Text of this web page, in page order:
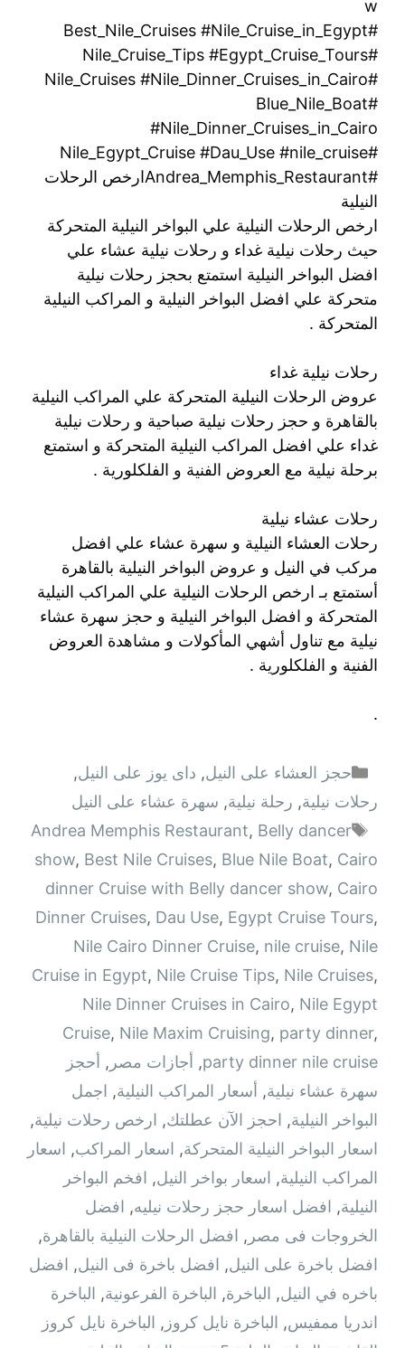
w
#Best_Nile_Cruises #Nile_Cruise_in_Egypt
#Nile_Cruise_Tips #Egypt_Cruise_Tours
#Nile_Cruises #Nile_Dinner_Cruises_in_Cairo
#Blue_Nile_Boat
#Nile_Dinner_Cruises_in_Cairo
#Nile_Egypt_Cruise #Dau_Use #nile_cruise
#Andrea_Memphis_Restaurantارخص الرحلات
النيلية
ارخص الرحلات النيلية علي البواخر النيلية المتحركة
حيث رحلات نيلية غداء و رحلات نيلية عشاء علي
افضل البواخر النيلية استمتع بحجز رحلات نيلية
متحركة علي افضل البواخر النيلية و المراكب النيلية
المتحركة .
رحلات نيلية غداء
عروض الرحلات النيلية المتحركة علي المراكب النيلية
بالقاهرة و حجز رحلات نيلية صباحية و رحلات نيلية
غداء علي افضل المراكب النيلية المتحركة و استمتع
برحلة نيلية مع العروض الفنية و الفلكلورية .
رحلات عشاء نيلية
رحلات العشاء النيلية و سهرة عشاء علي افضل
مركب في النيل و عروض البواخر النيلية بالقاهرة
أستمتع بـ ارخص الرحلات النيلية علي المراكب النيلية
المتحركة و افضل البواخر النيلية و حجز سهرة عشاء
نيلية مع تناول أشهي المأكولات و مشاهدة العروض
الفنية و الفلكلورية .
.
التصنيفات
حجز العشاء على النيل, داى يوز على النيل,
رحلات نيلية, رحلة نيلية, سهرة عشاء على النيل
الوسوم
Andrea Memphis Restaurant, Belly dancer
show, Best Nile Cruises, Blue Nile Boat, Cairo
dinner Cruise with Belly dancer show, Cairo
Dinner Cruises, Dau Use, Egypt Cruise Tours,
Nile Cairo Dinner Cruise, nile cruise, Nile
Cruise in Egypt, Nile Cruise Tips, Nile Cruises,
Nile Dinner Cruises in Cairo, Nile Egypt
Cruise, Nile Maxim Cruising, party dinner,
party dinner nile cruise
, أجازات مصر , أحجز
سهرة عشاء نيلية, أسعار المراكب النيلية, اجمل
البواخر النيلية, احجز الآن عطلتك, ارخص رحلات نيلية,
اسعار البواخر النيلية المتحركة, اسعار المراكب, اسعار
المراكب النيلية, اسعار بواخر النيل, افخم البواخر
النيلية, افضل اسعار حجز رحلات نيليه, افضل
الخروجات فى مصر , افضل الرحلات النيلية بالقاهرة,
افضل باخرة على النيل, افضل باخرة فى النيل, افضل
باخره في النيل, الباخرة, الباخرة الفرعونية, الباخرة
اندريا ممفيس, الباخرة نايل كروز , الباخرة نايل كروز